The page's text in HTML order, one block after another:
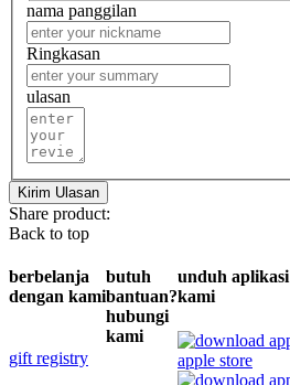
nama panggilan
Ringkasan
ulasan
Kirim Ulasan
Share product:
Back to top
berbelanja
dengan kami
gift registry
butuh
bantuan?
hubungi
kami
unduh aplikasi
kami